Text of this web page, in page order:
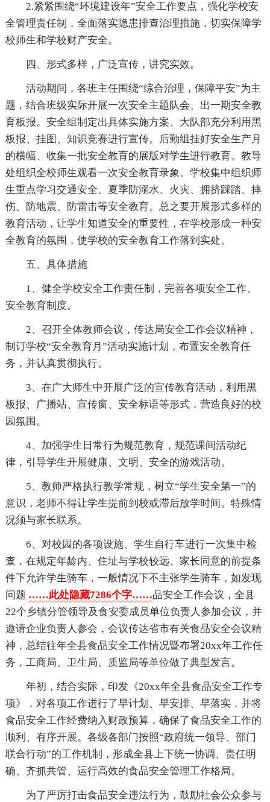
2.紧紧围绕“环境建设年”安全工作要点，强化学校安
全管理责任制，全面落实隐患排查治理措施，切实保障学
校师生和学校财产安全。
四、形式多样，广泛宣传，讲究实效。
活动期间，各班主任围绕“综合治理，保障平安”为主
题，结合班级实际开展一次安全主题队会、出一期安全教
育板报。安全组制定出具体实施方案、大队部充分利用黑
板报、挂图、知识竞赛进行宣传。后勤组挂好安全生产月
的横幅、收集一批安全教育的展版对学生进行教育。教导
处组织全校师生观看一次安全教育录象。学校集中组织师
生重点学习交通安全、夏季防溺水、火灾、拥挤踩踏、摔
伤、防地震、防雷击等安全教育。总之要开展形式多样的
教育活动，让学生知道安全的重要性，在学校形成一种安
全教育的氛围，使学校的安全教育工作落到实处。
五、具体措施
1、健全学校安全工作责任制，完善各项安全工作、
安全教育制度。
2、召开全体教师会议，传达局安全工作会议精神，
制订学校“安全教育月”活动实施计划，布置安全教育任
务，并认真贯彻执行。
3、在广大师生中开展广泛的宣传教育活动，利用黑
板报、广播站、宣传窗、安全标语等形式，营造良好的校
园氛围。
4、加强学生日常行为规范教育，规范课间活动纪
律，引导学生开展健康、文明、安全的游戏活动。
5、教师严格执行教学常规，树立“学生安全第一”的
意识，老师不得让学生提前到校或滞后放学时间。特殊情
况须与家长联系。
6、对校园的各项设施、学生自行车进行一次集中检
查，在规定年龄内、住址与学校较远、家长同意的前提条
件下允许学生骑车，一般情况下不主张学生骑车，如发现
问题 ……此处隐藏7286个字……品安全工作会议，全县
22个乡镇分管领导及食安委成员单位负责人参加会议，并
邀请企业负责人参会，会议传达省市有关食品安全会议精
神，总结往年全县食品安全工作情况暨布署20xx年工作任
务，工商局、卫生局、质监局等单位做了典型发言。
年初，结合实际，印发《20xx年全县食品安全工作专
项》，对各项工作进行了早计划、早安排、早落实，并将
食品安全工作经费纳入财政预算，确保了食品安全工作的
顺利、有序开展。各级各部门按照“政府统一领导、部门
联合行动”的工作机制，形成全县上下统一协调、责任明
确、齐抓共管、运行高效的食品安全管理工作格局。
为了严厉打击食品安全违法行为，鼓励社会公众参与